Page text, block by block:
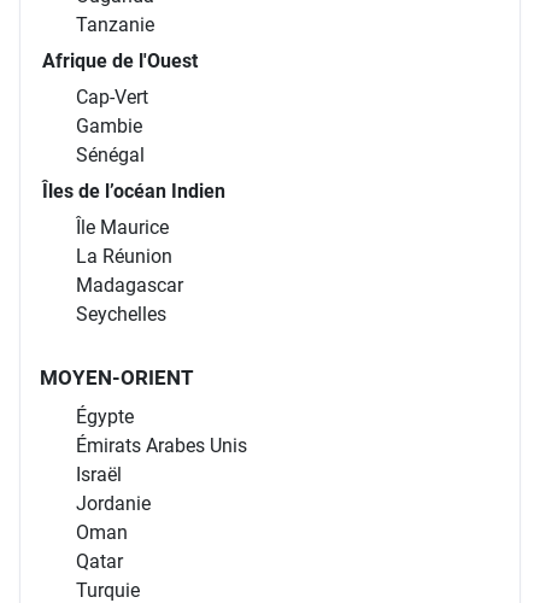
Tanzanie
Afrique de l'Ouest
Cap-Vert
Gambie
Sénégal
Îles de l’océan Indien
Île Maurice
La Réunion
Madagascar
Seychelles
MOYEN-ORIENT
Égypte
Émirats Arabes Unis
Israël
Jordanie
Oman
Qatar
Turquie